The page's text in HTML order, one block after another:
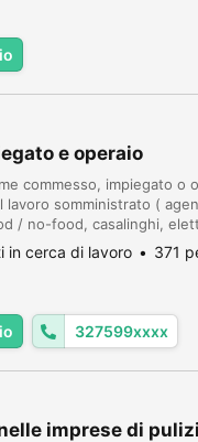
e operaio
commesso, impiegato o
lavoro somministrato (
/ no-food, casalinghi,
di base, operaio
in cerca di lavoro 371
327599xxxx
imprese di